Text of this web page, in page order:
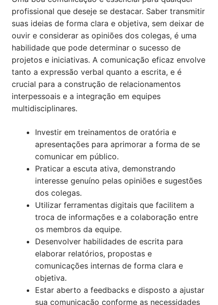
profissional que deseje se destacar. Saber transmitir
suas ideias de forma clara e objetiva, sem deixar de
ouvir e considerar as opiniões dos colegas, é uma
habilidade que pode determinar o sucesso de
projetos e iniciativas. A comunicação eficaz envolve
tanto a expressão verbal quanto a escrita, e é
crucial para a construção de relacionamentos
interpessoais e a integração em equipes
multidisciplinares.
Investir em treinamentos de oratória e
apresentações para aprimorar a forma de se
comunicar em público.
Praticar a escuta ativa, demonstrando
interesse genuíno pelas opiniões e sugestões
dos colegas.
Utilizar ferramentas digitais que facilitem a
troca de informações e a colaboração entre
os membros da equipe.
Desenvolver habilidades de escrita para
elaborar relatórios, propostas e
comunicações internas de forma clara e
objetiva.
Estar aberto a feedbacks e disposto a ajustar
sua comunicação conforme as necessidades